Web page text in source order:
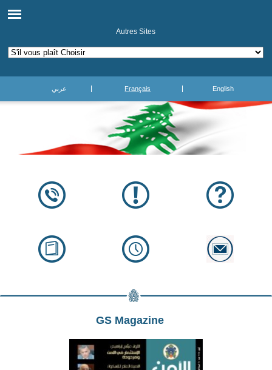
Autres Sites
عربي Français English
GS Magazine